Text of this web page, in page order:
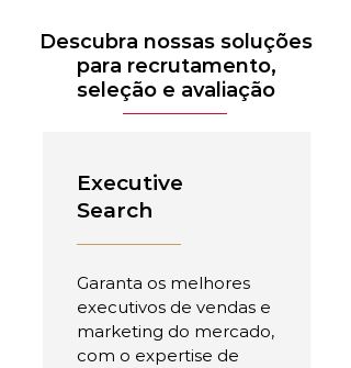
Descubra nossas soluções
para recrutamento,
seleção e avaliação
Executive
Search
Garanta os melhores
executivos de vendas e
marketing do mercado,
com o expertise de